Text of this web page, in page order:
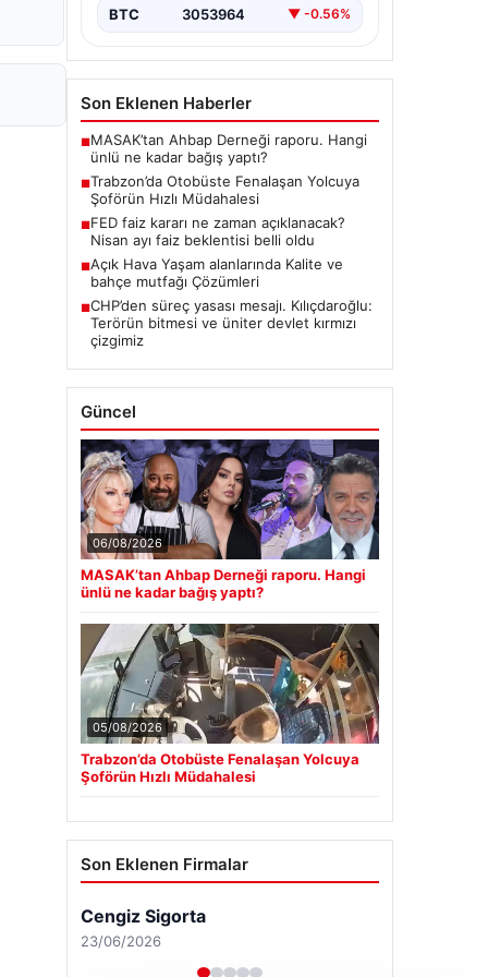
BTC 3053964 ▼ -0.56%
Son Eklenen Haberler
■MASAK’tan Ahbap Derneği raporu. Hangi
ünlü ne kadar bağış yaptı?
■Trabzon’da Otobüste Fenalaşan Yolcuya
Şoförün Hızlı Müdahalesi
■FED faiz kararı ne zaman açıklanacak?
Nisan ayı faiz beklentisi belli oldu
■Açık Hava Yaşam alanlarında Kalite ve
bahçe mutfağı Çözümleri
■CHP’den süreç yasası mesajı. Kılıçdaroğlu:
Terörün bitmesi ve üniter devlet kırmızı
çizgimiz
Güncel
06/08/2026
MASAK’tan Ahbap Derneği raporu. Hangi
ünlü ne kadar bağış yaptı?
05/08/2026
Trabzon’da Otobüste Fenalaşan Yolcuya
Şoförün Hızlı Müdahalesi
Son Eklenen Firmalar
Cengiz Sigorta
23/06/2026